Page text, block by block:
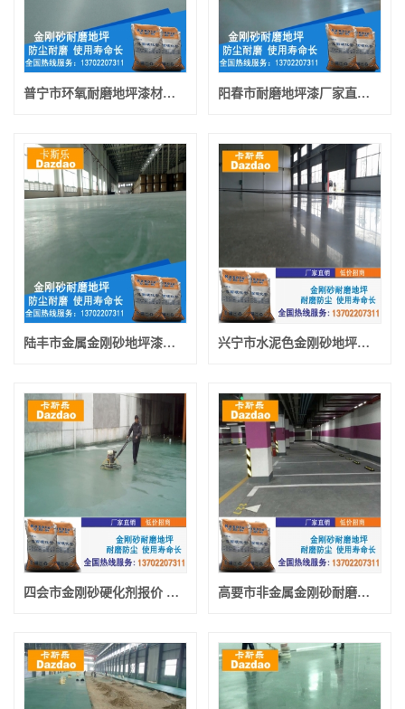
普宁市环氧耐磨地坪漆材料 普宁市金刚砂地坪漆今日报价 阳春市耐磨地坪漆厂家直销 阳春市聚氨酯地坪漆供应商
陆丰市金属金刚砂地坪漆低报价 陆丰市耐磨地坪漆厂家 兴宁市水泥色金刚砂地坪漆材料 兴宁市环氧金刚砂防滑坡道材料
四会市金刚砂硬化剂报价 四会市金刚砂硬化耐磨地坪漆 高要市非金属金刚砂耐磨地坪漆厂家 高要市耐磨环氧地坪漆批发